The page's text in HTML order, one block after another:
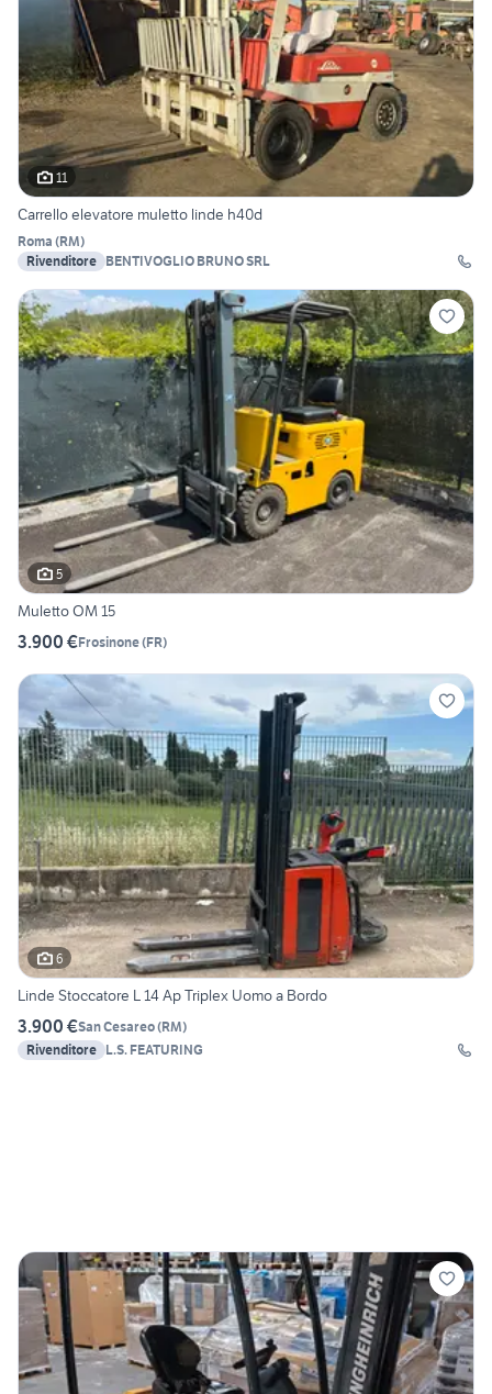
11
Carrello elevatore muletto linde h40d
Roma (RM)
Rivenditore BENTIVOGLIO BRUNO SRL
5
Muletto OM 15
3.900 €Frosinone(FR)
6
Linde Stoccatore L 14 Ap Triplex Uomo a Bordo
3.900 €San Cesareo(RM)
Rivenditore L.S. FEATURING